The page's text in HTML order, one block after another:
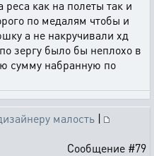
как на полеты так и
по медалям чтобы и
а не накручивали хд
зергу было бы неплохо в
сумму набранную по
малость |
Сообщение #79